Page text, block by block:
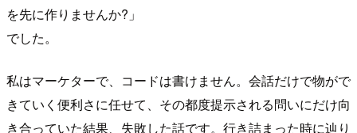
を先に作りませんか?」
でした。
私はマーケターで、コードは書けません。会話だけで物がで
きていく便利さに任せて、その都度提示される問いにだけ向
き合っていた結果、失敗した話です。行き詰まった時に辿り